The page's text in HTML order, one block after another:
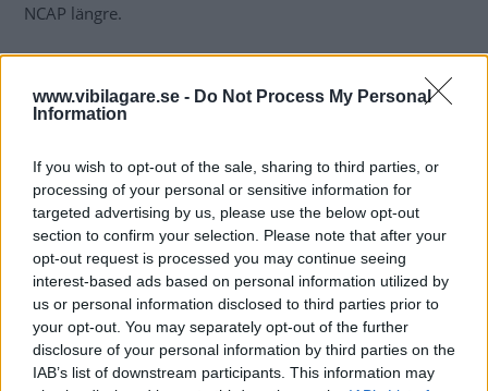
www.vibilagare.se - Do Not Process My Personal
Information
If you wish to opt-out of the sale, sharing to third parties, or
processing of your personal or sensitive information for
targeted advertising by us, please use the below opt-out
section to confirm your selection. Please note that after your
opt-out request is processed you may continue seeing
interest-based ads based on personal information utilized by
us or personal information disclosed to third parties prior to
your opt-out. You may separately opt-out of the further
disclosure of your personal information by third parties on the
IAB’s list of downstream participants. This information may
NCAP längre.
Laurence Hansen är produkt- och strategichef på Citroën.